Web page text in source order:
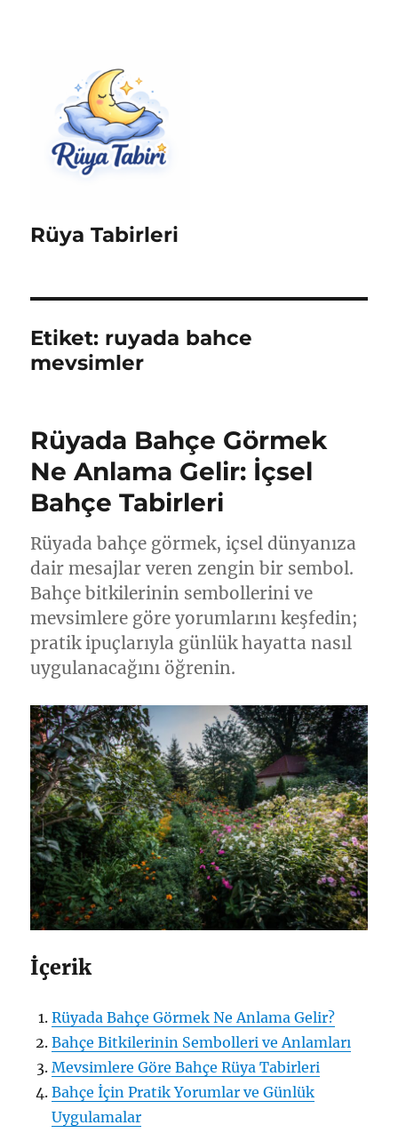
Rüya Tabirleri
Etiket: ruyada bahce
mevsimler
Rüyada Bahçe Görmek
Ne Anlama Gelir: İçsel
Bahçe Tabirleri
Rüyada bahçe görmek, içsel dünyanıza
dair mesajlar veren zengin bir sembol.
Bahçe bitkilerinin sembollerini ve
mevsimlere göre yorumlarını keşfedin;
pratik ipuçlarıyla günlük hayatta nasıl
uygulanacağını öğrenin.
İçerik
Rüyada Bahçe Görmek Ne Anlama Gelir?
Bahçe Bitkilerinin Sembolleri ve Anlamları
Mevsimlere Göre Bahçe Rüya Tabirleri
Bahçe İçin Pratik Yorumlar ve Günlük
Uygulamalar